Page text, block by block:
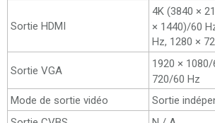
Sortie HDMI
4K (3840 ×
× 1440)/60
Hz, 1280 ×
Sortie VGA
1920 ×
720/60 Hz
Mode de sortie vidéo
Sortie